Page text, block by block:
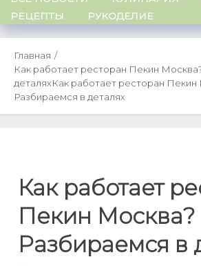
РЕЦЕПТЫ
РУКОДЕЛИЕ
Главная
Как работает ресторан Пекин
деталяхКак работает ресторан Пекин
Разбираемся в деталях
Как работает
Пекин Москва?
Разбираемся в